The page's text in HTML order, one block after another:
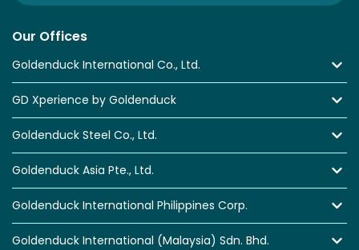
Our Offices
Goldenduck International Co., Ltd.
GD Xperience by Goldenduck
Goldenduck Steel Co., Ltd.
Goldenduck Asia Pte., Ltd.
Goldenduck International Philippines Corp.
Goldenduck International (Malaysia) Sdn. Bhd.